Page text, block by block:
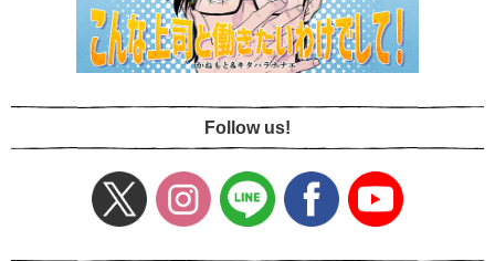
Follow us!